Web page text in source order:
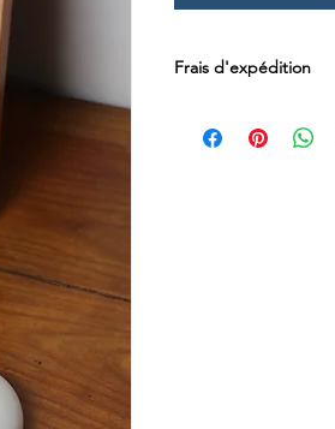
Frais d'expédition
par Mondial Relay